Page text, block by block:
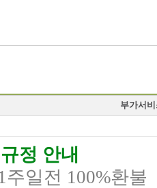
부가서
정 안내
주일전 100%환불